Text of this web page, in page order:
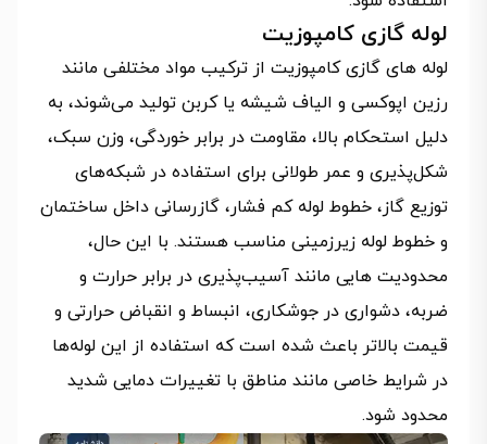
لوله گازی کامپوزیت
لوله‌ های گازی کامپوزیت از ترکیب مواد مختلفی مانند
رزین اپوکسی و الیاف شیشه یا کربن تولید می‌شوند، به
دلیل استحکام بالا، مقاومت در برابر خوردگی، وزن سبک،
شکل‌پذیری و عمر طولانی برای استفاده در شبکه‌های
توزیع گاز، خطوط لوله کم فشار، گازرسانی داخل ساختمان
و خطوط لوله زیرزمینی مناسب هستند. با این حال،
محدودیت‌ هایی مانند آسیب‌پذیری در برابر حرارت و
ضربه، دشواری در جوشکاری، انبساط و انقباض حرارتی و
قیمت بالاتر باعث شده است که استفاده از این لوله‌ها
در شرایط خاصی مانند مناطق با تغییرات دمایی شدید
محدود شود.